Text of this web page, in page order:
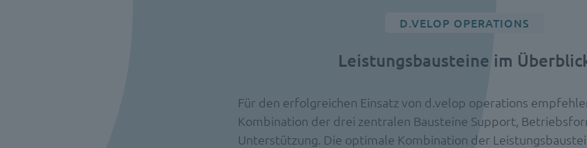
D.VELOP OPERATIONS
Leistungsbausteine im
Für den erfolgreichen Einsatz von d.velop operations
Kombination der drei zentralen Bausteine Support,
Unterstützung. Die optimale Kombination der